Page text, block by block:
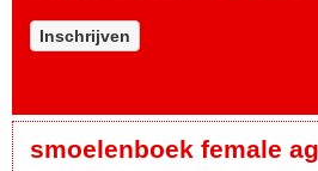
Inschrijven
smoelenboek female